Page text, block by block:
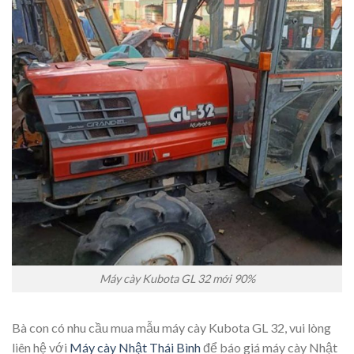
Máy cày Kubota GL 32 mới 90%
Bà con có nhu cầu mua mẫu máy cày Kubota GL 32, vui lòng
liên hệ với Máy cày Nhật Thái Bìnhđể báo giá máy cày Nhật